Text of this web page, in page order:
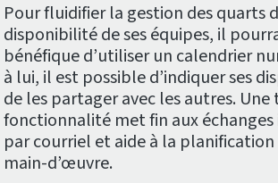
Pour fluidifier la gestion des quarts
disponibilité de ses équipes, il
bénéfique d’utiliser un calendrier
à lui, il est possible d’indiquer ses
de les partager avec les autres.
fonctionnalité met fin aux
par courriel et aide à la planification
main-d’œuvre.